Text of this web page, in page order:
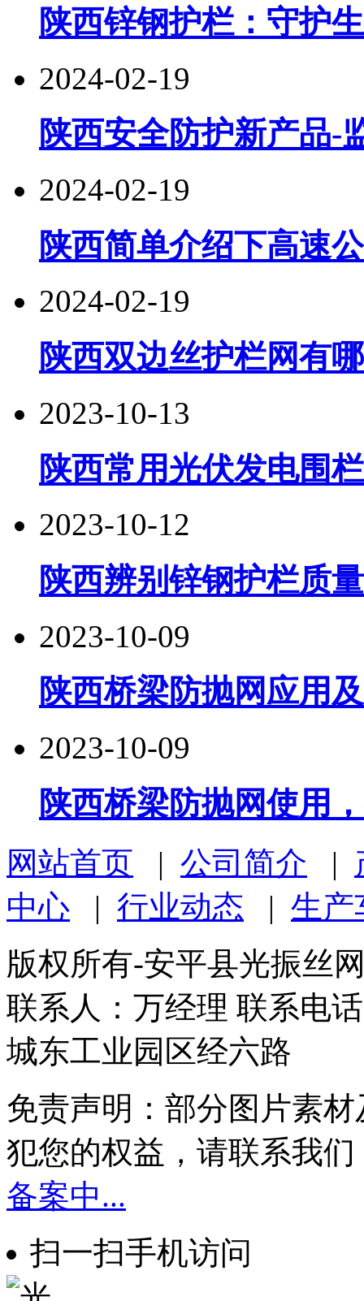
陕西锌钢护栏：守护
2024-02-19
陕西安全防护新产品-
2024-02-19
陕西简单介绍下高速
2024-02-19
陕西双边丝护栏网有
2023-10-13
陕西常用光伏发电围
2023-10-12
陕西辨别锌钢护栏质
2023-10-09
陕西桥梁防抛网应用
2023-10-09
陕西桥梁防抛网使用
网站首页 | 公司简介 |
中心 | 行业动态 | 生产
版权所有-安平县光振丝
联系人：万经理 联系电
城东工业园区经六路
免责声明：部分图片素
犯您的权益，请联系我
备案中...
扫一扫手机访问